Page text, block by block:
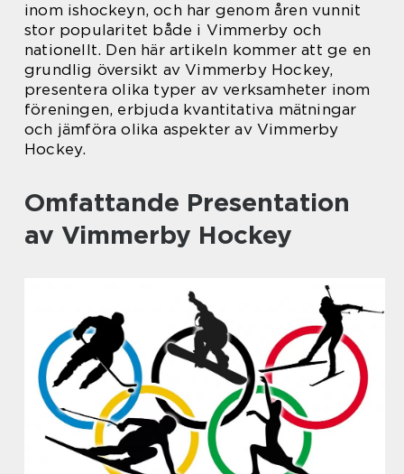
inom ishockeyn, och har genom åren vunnit
stor popularitet både i Vimmerby och
nationellt. Den här artikeln kommer att ge en
grundlig översikt av Vimmerby Hockey,
presentera olika typer av verksamheter inom
föreningen, erbjuda kvantitativa mätningar
och jämföra olika aspekter av Vimmerby
Hockey.
Omfattande Presentation
av Vimmerby Hockey